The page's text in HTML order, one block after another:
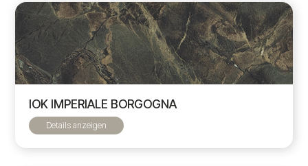
IOK IMPERIALE BORGOGNA
Details anzeigen